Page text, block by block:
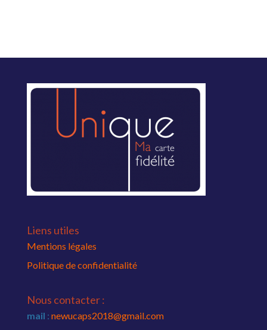
Liens utiles
Mentions légales
Politique de confidentialité
Nous contacter :
mail : newucaps2018@gmail.com